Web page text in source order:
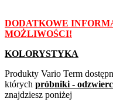
DODATKOWE
MOŻLIWOŚCI!
KOLORYSTYKA
Produkty Vario Term
których próbniki -
znajdziesz poniżej